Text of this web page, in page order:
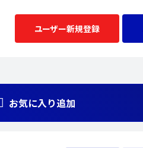
ユーザー新規登録
お気に入り追加